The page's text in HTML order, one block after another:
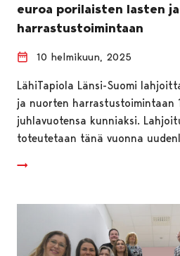
euroa porilaisten lasten
harrastustoimintaan
10 helmikuun, 2025
LähiTapiola Länsi-Suomi
ja nuorten harrastustoimintaan
juhlavuotensa kunniaksi.
toteutetaan tänä vuonna